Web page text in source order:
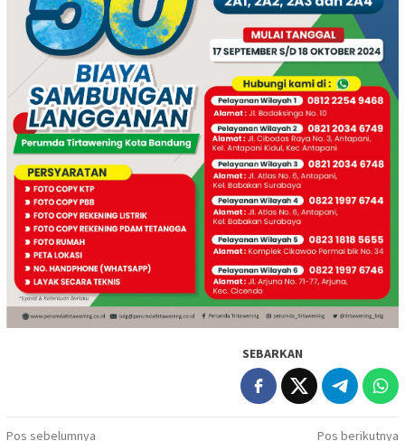
SEBARKAN
Pos sebelumnya Pos berikutnya